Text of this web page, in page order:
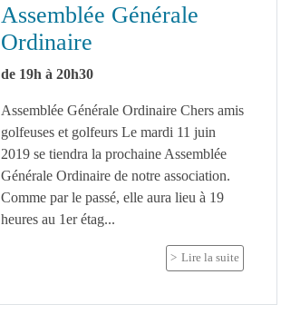
Assemblée Générale
Ordinaire
de 19h à 20h30
Assemblée Générale Ordinaire Chers amis
golfeuses et golfeurs Le mardi 11 juin
2019 se tiendra la prochaine Assemblée
Générale Ordinaire de notre association.
Comme par le passé, elle aura lieu à 19
heures au 1er étag...
Lire la suite